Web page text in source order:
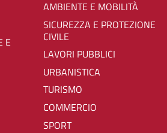
AMBIENTE E MOBILITÀ
SICUREZZA E PROTEZIONE
CIVILE
LAVORI PUBBLICI
URBANISTICA
TURISMO
COMMERCIO
SPORT